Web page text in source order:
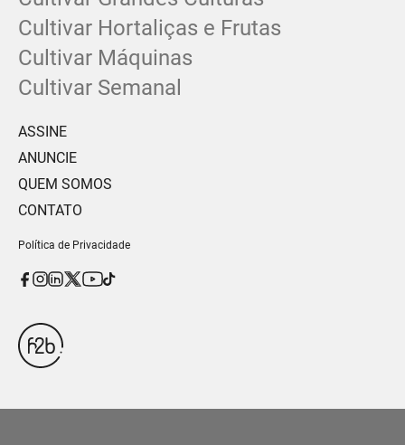
Cultivar Hortaliças e Frutas
Cultivar Máquinas
Cultivar Semanal
ASSINE
ANUNCIE
QUEM SOMOS
CONTATO
Política de Privacidade